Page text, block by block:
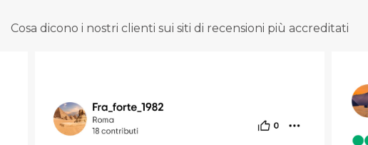
Cosa dicono i nostri clienti sui siti di recensioni più accreditati